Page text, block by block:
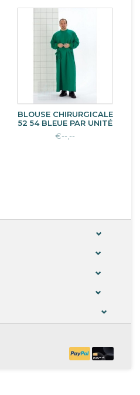
BLOUSE CHIRURGICALE
52 54 BLEUE PAR UNITÉ
€--,--